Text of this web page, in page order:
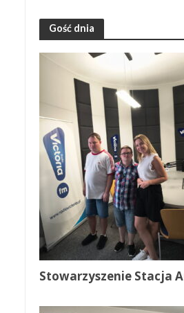
Gość dnia
Stowarzyszenie Stacja